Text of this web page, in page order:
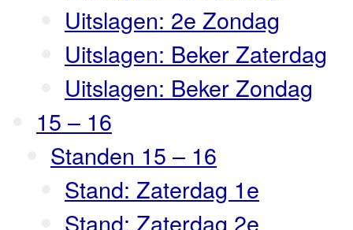
Uitslagen: 2e Zondag
Uitslagen: Beker Zaterdag
Uitslagen: Beker Zondag
15 – 16
Standen 15 – 16
Stand: Zaterdag 1e
Stand: Zaterdag 2e